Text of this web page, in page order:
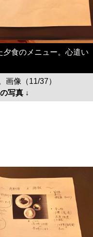
食のメニュー。心遣い
画像（11/37）
写真 ↓